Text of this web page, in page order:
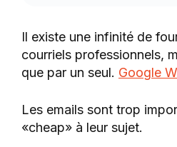
Il existe une infinité de
courriels professionnels,
que par un seul. Google
Les emails sont trop
«cheap» à leur sujet.